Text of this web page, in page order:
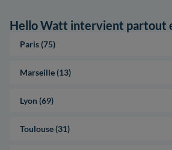
Hello Watt intervient partout
Paris (75)
Marseille (13)
Lyon (69)
Toulouse (31)